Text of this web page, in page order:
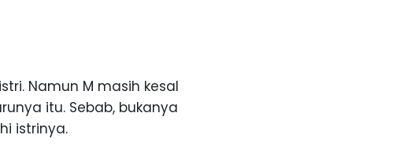
Namun M masih kesal
itu. Sebab, bukanya
istrinya.